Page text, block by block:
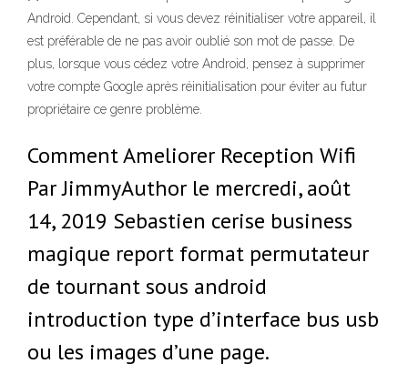
Android. Cependant, si vous devez réinitialiser votre appareil, il
est préférable de ne pas avoir oublié son mot de passe. De
plus, lorsque vous cédez votre Android, pensez à supprimer
votre compte Google après réinitialisation pour éviter au futur
propriétaire ce genre problème.
Comment Ameliorer Reception Wifi
Par JimmyAuthor le mercredi, août
14, 2019 Sebastien cerise business
magique report format permutateur
de tournant sous android
introduction type d’interface bus usb
ou les images d’une page.